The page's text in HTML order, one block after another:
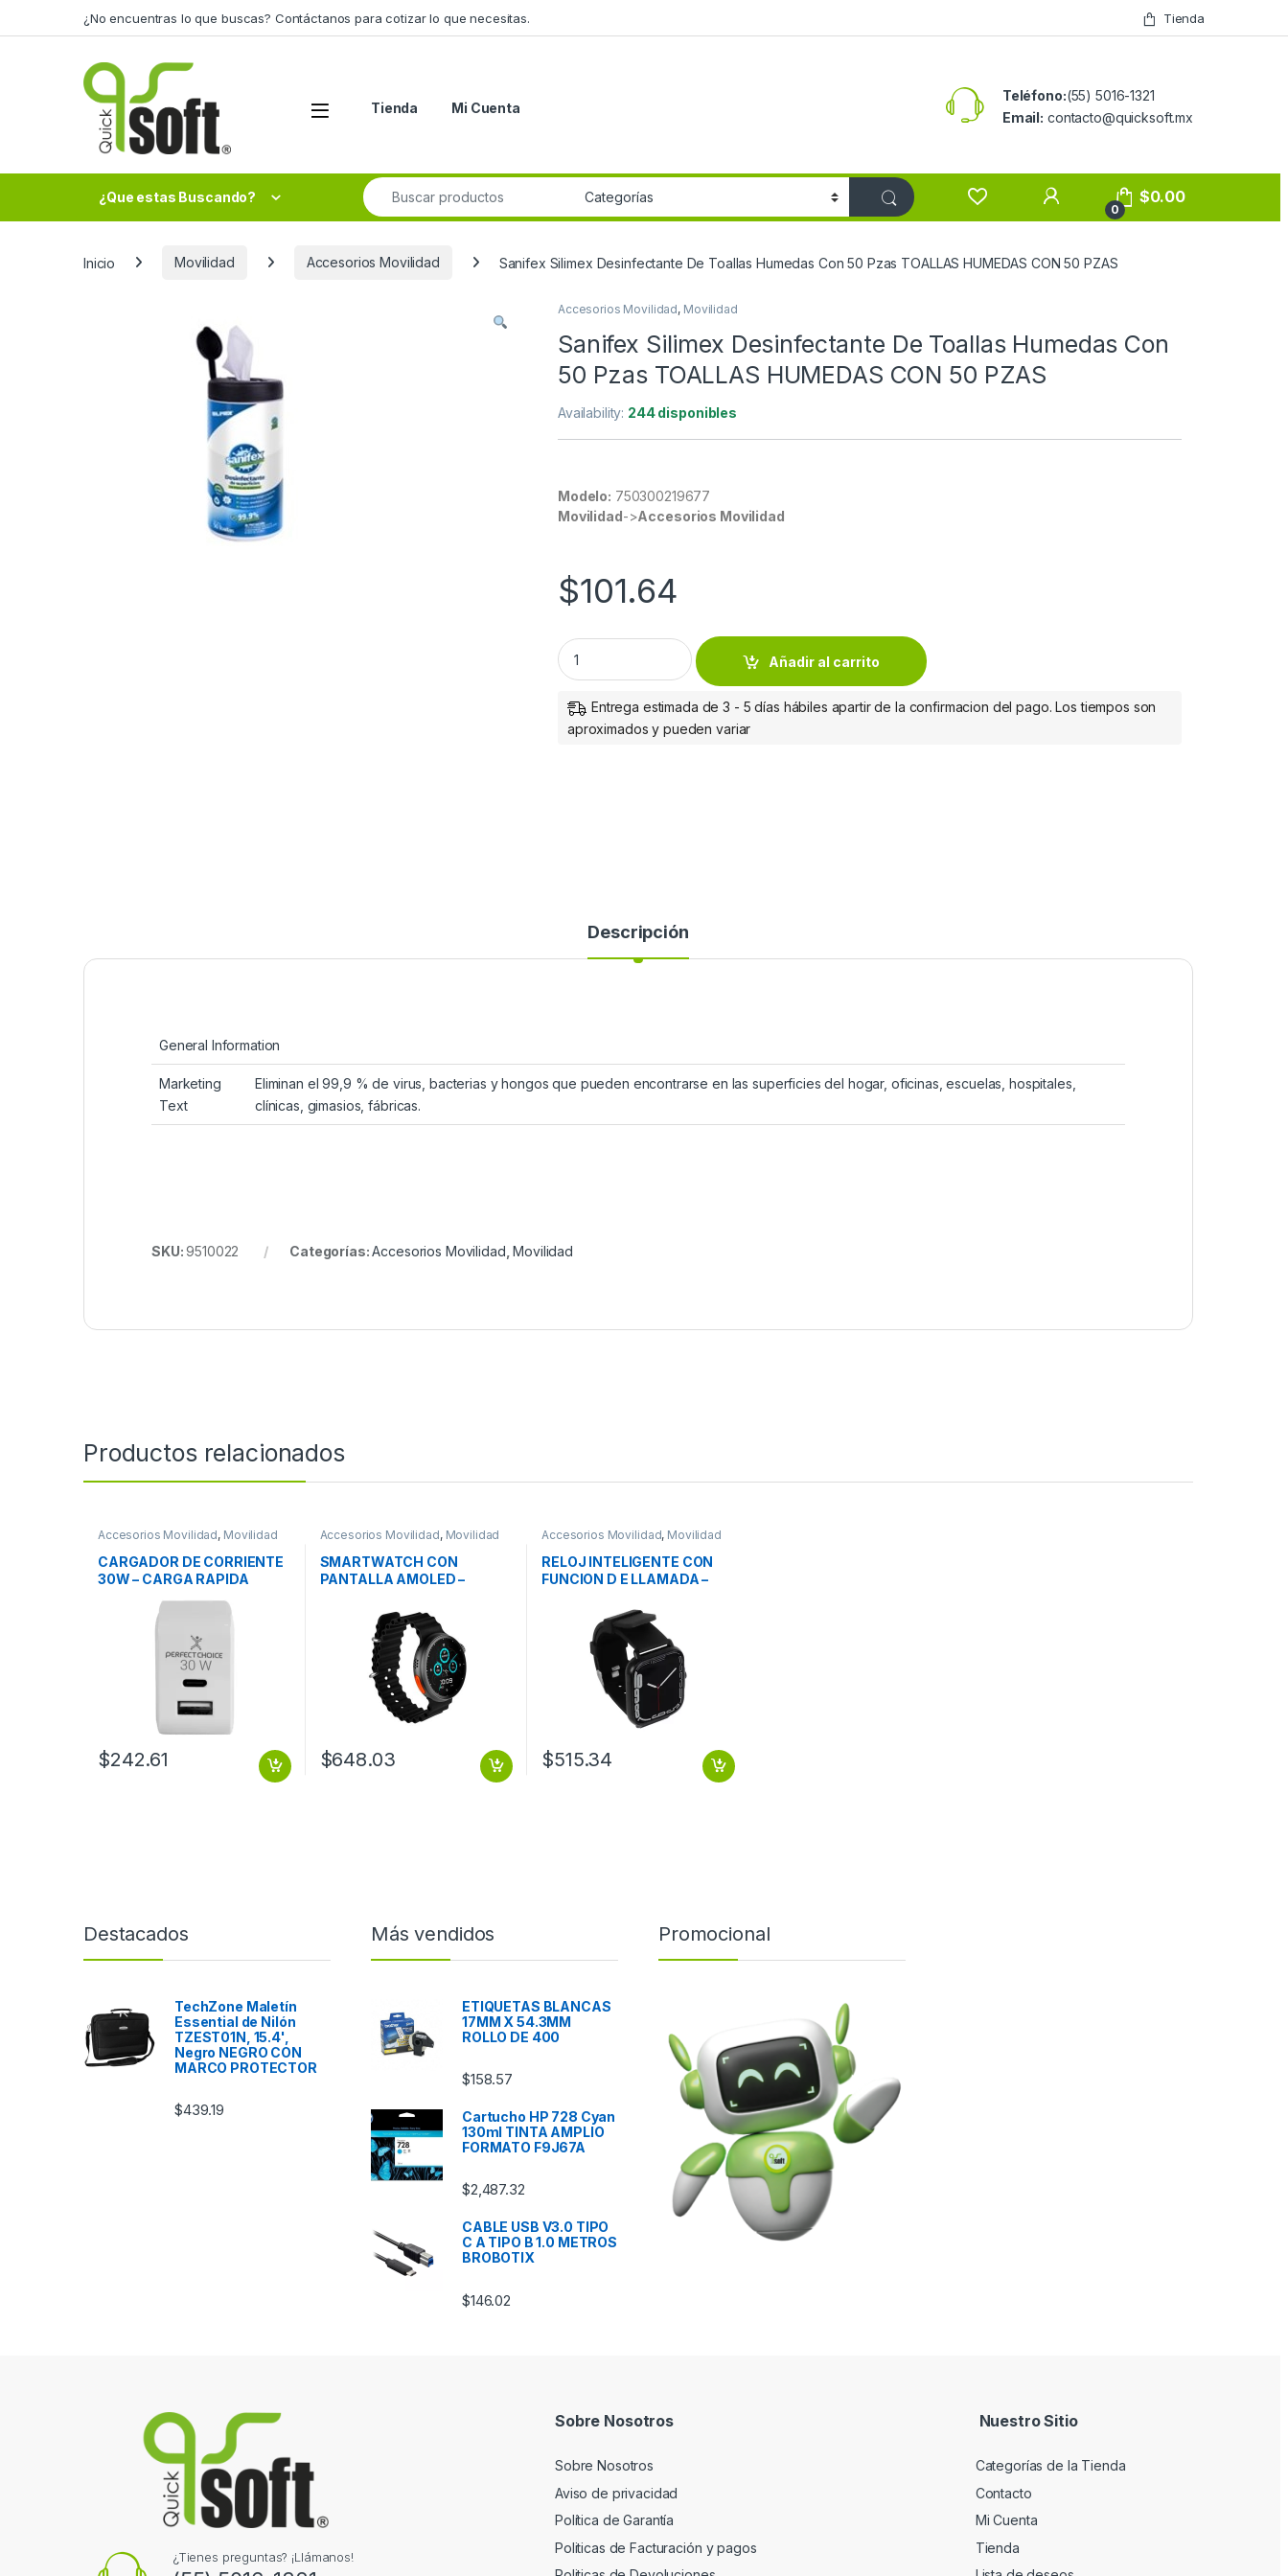
¿No encuentras lo que buscas? Contáctanos para cotizar lo que necesitas. Tienda
Tienda Mi Cuenta
Teléfono:(55) 5016-1321
Email: contacto@quicksoft.mx
¿Que estas Buscando?
Search for:
0
$0.00
Inicio Movilidad Accesorios Movilidad Sanifex Silimex Desinfectante De Toallas Humedas Con 50 Pzas TOALLAS HUMEDAS CON 50 PZAS
Accesorios Movilidad, Movilidad
Sanifex Silimex Desinfectante De Toallas Humedas Con
50 Pzas TOALLAS HUMEDAS CON 50 PZAS
Availability: 244 disponibles
Modelo: 750300219677
Movilidad->Accesorios Movilidad
$101.64
Sanifex Silimex Desinfectante De Toallas Humedas Con 50 Pzas TOALLAS HUMEDAS CON 50 PZAS quantity
Añadir al carrito
Entrega estimada de 3 - 5 días hábiles apartir de la confirmacion del pago. Los tiempos son
aproximados y pueden variar
Descripción
General Information
Marketing
Text
Eliminan el 99,9 % de virus, bacterias y hongos que pueden encontrarse en las superficies del hogar, oficinas, escuelas, hospitales,
clínicas, gimasios, fábricas.
SKU:9510022 Categorías:Accesorios Movilidad ,Movilidad
Productos relacionados
Accesorios Movilidad, Movilidad
CARGADOR DE CORRIENTE
30W – CARGA RAPIDA
$242.61
Accesorios Movilidad, Movilidad
SMARTWATCH CON
PANTALLA AMOLED –
PANTALLA AMOLED –
$648.03
Accesorios Movilidad, Movilidad
RELOJ INTELIGENTE CON
FUNCION D E LLAMADA –
$515.34
Destacados
TechZone Maletín
Essential de Nilón
TZEST01N, 15.4',
Negro NEGRO CON
MARCO PROTECTOR
$439.19
Más vendidos
ETIQUETAS BLANCAS
17MM X 54.3MM
ROLLO DE 400
$158.57
Cartucho HP 728 Cyan
130ml TINTA AMPLIO
FORMATO F9J67A
$2,487.32
CABLE USB V3.0 TIPO
C A TIPO B 1.0 METROS
BROBOTIX
$146.02
Promocional
¿Tienes preguntas? ¡Llámanos!
Sobre Nosotros
Sobre Nosotros
Aviso de privacidad
Política de Garantía
Politicas de Facturación y pagos
Nuestro Sitio
Categorías de la Tienda
Contacto
Mi Cuenta
Tienda